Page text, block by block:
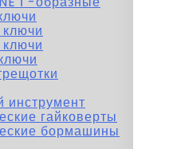
инструмент
гайковерты
бормашины